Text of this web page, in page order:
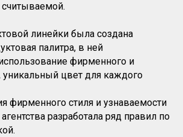
линейки была создана
палитра, в ней
фирменного и
уникальный цвет для каждого
фирменного стиля и узнаваемости
разработала ряд правил по